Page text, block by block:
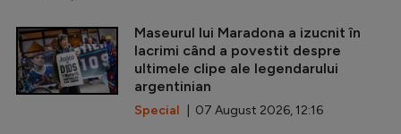
Maseurul lui Maradona a izucnit în
lacrimi când a povestit despre
ultimele clipe ale legendarului
argentinian
Special | 07 August 2026, 12:16